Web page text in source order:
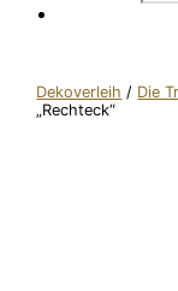
Dekoverleih / Die
„Rechteck“